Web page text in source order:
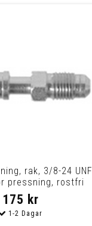
rak, 3/8-24 UNF
pressning, rostfri
175 kr